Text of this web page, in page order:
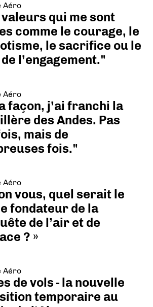
Aéro
valeurs qui me sont
comme le courage, le
le sacrifice ou le
l’engagement."
Aéro
façon, j’ai franchi la
des Andes. Pas
mais de
fois."
Aéro
vous, quel serait le
fondateur de la
de l’air et de
? »
Aéro
de vols - la nouvelle
temporaire au